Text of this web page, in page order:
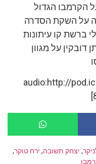
הקרמבו הגדול
על השקת הסדרה
ברשת קו עיתונות
על מגוון
[audio:http://
, יצחק תשובה, ירח טוקר,